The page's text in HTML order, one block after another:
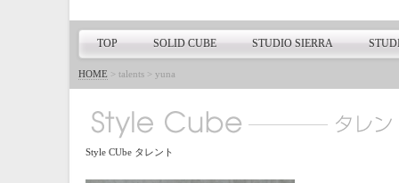
TOP SOLID CUBE STUDIO SIERRA
HOME > talents> yuna
Style CUbe タレント